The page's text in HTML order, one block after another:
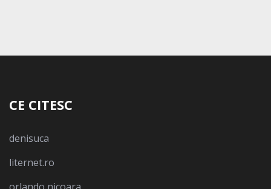
CE CITESC
denisuca
liternet.ro